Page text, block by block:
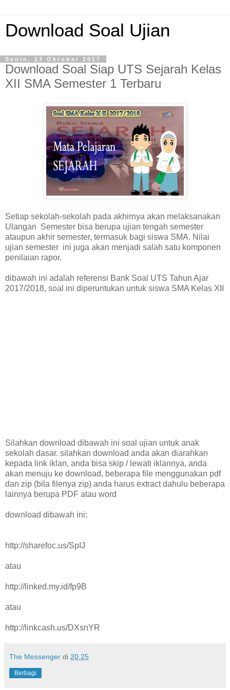
Download Soal Ujian
Senin, 23 Oktober 2017
Download Soal Siap UTS Sejarah Kelas
XII SMA Semester 1 Terbaru
Setiap sekolah-sekolah pada akhirnya akan melaksanakan
Ulangan Semester bisa berupa ujian tengah semester
ataupun akhir semester, termasuk bagi siswa SMA. Nilai
ujian semester ini juga akan menjadi salah satu komponen
penilaian rapor.
dibawah ini adalah referensi Bank Soal UTS Tahun Ajar
2017/2018, soal ini diperuntukan untuk siswa SMA Kelas XII
Silahkan download dibawah ini soal ujian untuk anak
sekolah dasar. silahkan download anda akan diarahkan
kepada link iklan, anda bisa skip / lewati iklannya, anda
akan menuju ke download, beberapa file menggunakan pdf
dan zip (bila filenya zip) anda harus extract dahulu beberapa
lainnya berupa PDF atau word
download dibawah ini:
http://sharefoc.us/SpIJ
atau
http://linked.my.id/fp9B
atau
http://linkcash.us/DXsnYR
The Messenger di 20.25
Berbagi